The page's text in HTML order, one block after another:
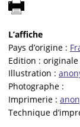
L’affiche
Pays d’origine :
Edition : originale
Illustration :
Photographe :
Imprimerie :
Technique